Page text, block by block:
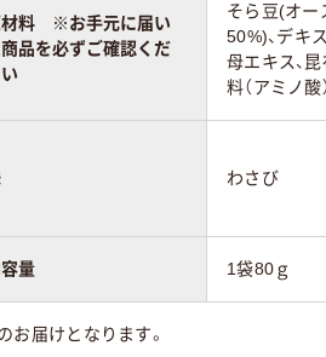
材料 ※お手元に届い
品を必ずご確認くだ
そら豆(オー
50%)、デキ
母エキス、
料（アミノ酸
わさび
量 1袋80ｇ
届けとなります。